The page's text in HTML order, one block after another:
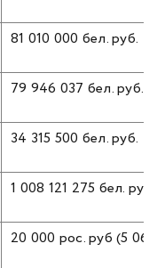
81 010 000 бел. руб.
79 946 037 бел. руб.
34 315 500 бел. руб.
1 008 121 275 бел. руб.
20 000 рос. руб (5